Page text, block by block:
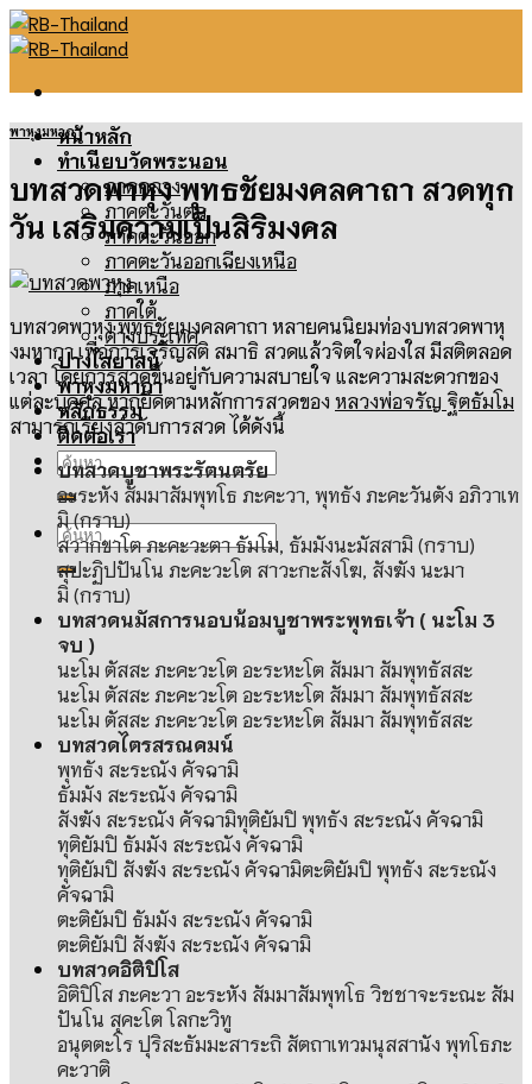
Skip
to
หน้าหลัก
ทำเนียบวัดพระนอน
ภาคกลาง
ภาคตะวันตก
ภาคตะวันออก
ภาคตะวันออกเฉียงเหนือ
ภาคเหนือ
ภาคใต้
ต่างประเทศ
ปางไสยาสน์
พาหุงมหากา
หลักธรรม
ติดต่อเรา
ค้นหา:
ค้นหา:
พาหุงมหากา
บทสวดพาหุง พุทธชัยมงคลคาถา สวดทุก
วัน เสริมความเป็นสิริมงคล
บทสวดพาหุง พุทธชัยมงคลคาถาหลายคนนิยมท่องบทสวดพาหุ
งมหากา เพื่อการเจริญสติ สมาธิ สวดแล้วจิตใจผ่องใส มีสติตลอด
เวลา โดยการสวดขึ้นอยู่กับความสบายใจ และความสะดวกของ
แต่ละบุคคล หากยึดตามหลักการสวดของ หลวงพ่อจรัญ ฐิตธัมโม
สามารถเรียงลำดับการสวด ได้ดังนี้
บทสวดบูชาพระรัตนตรัย
อะระหัง สัมมาสัมพุทโธ ภะคะวา พุทธัง ภะคะวันตัง อภิวาเท
มิ(กราบ)
สวากขาโต ภะคะวะตา ธัมโม ธัมมังนะมัสสามิ (กราบ)
สุปะฏิปปันโน ภะคะวะโต สาวะกะสังโฆ สังฆัง นะมา
มิ (กราบ)
บทสวดนมัสการนอบน้อมบูชาพระพุทธเจ้า ( นะโม 3
จบ )
นะโม ตัสสะ ภะคะวะโต อะระหะโต สัมมา สัมพุทธัสสะ
นะโม ตัสสะ ภะคะวะโต อะระหะโต สัมมา สัมพุทธัสสะ
นะโม ตัสสะ ภะคะวะโต อะระหะโต สัมมา สัมพุทธัสสะ
บทสวดไตรสรณคมน์
พุทธัง สะระณัง คัจฉามิ
ธัมมัง สะระณัง คัจฉามิ
สังฆัง สะระณัง คัจฉามิทุติยัมปิ พุทธัง สะระณัง คัจฉามิ
ทุติยัมปิ ธัมมัง สะระณัง คัจฉามิ
ทุติยัมปิ สังฆัง สะระณัง คัจฉามิตะติยัมปิ พุทธัง สะระณัง
คัจฉามิ
ตะติยัมปิ ธัมมัง สะระณัง คัจฉามิ
ตะติยัมปิ สังฆัง สะระณัง คัจฉามิ
บทสวดอิติปิโส
อิติปิโส ภะคะวา อะระหัง สัมมาสัมพุทโธ วิชชาจะระณะ สัม
ปันโน สุคะโต โลกะวิทู
อนุตตะโร ปุริสะธัมมะสาระถิ สัตถาเทวมนุสสานัง พุทโธภะ
คะวาติ